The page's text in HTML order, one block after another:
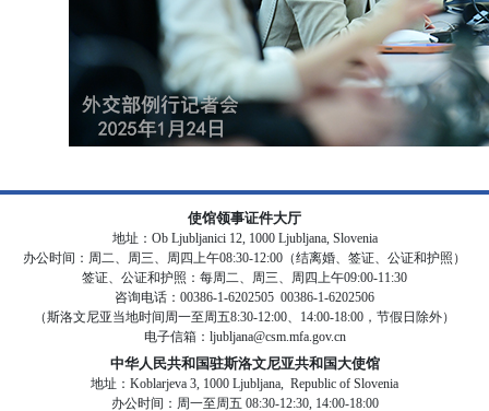
中华人民共和国驻斯洛文尼亚共和国大使馆
地址：Koblarjeva 3, 1000 Ljubljana, Republic of Slovenia
办公时间：周一至周五 08:30-12:30, 14:00-18:00
使馆领事证件大厅
地址：Ob Ljubljanici 12, 1000 Ljubljana, Slovenia
办公时间：周二、周三、周四上午08:30-12:00（结离婚、签证、公证和护照）
签证、公证和护照：每周二、周三、周四上午09:00-11:30
咨询电话：00386-1-6202505 00386-1-6202506
（斯洛文尼亚当地时间周一至周五8:30-12:00、14:00-18:00，节假日除外）
电子信箱：ljubljana@csm.mfa.gov.cn